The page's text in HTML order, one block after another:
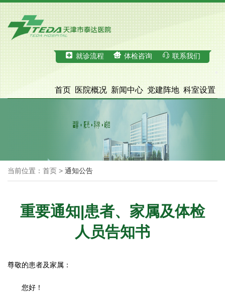
就诊流程 体检咨询 联系我们
首页 医院概况 新闻中心 党建阵地 科室设置
科学研究 医疗服务 体检中心
脑血管病诊治中心
当前位置：首页 > 通知公告
重要通知|患者、家属及体检
人员告知书
尊敬的患者及家属：
您好！